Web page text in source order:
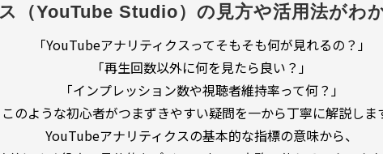
（YouTube Studio）の見方や活用法がわ
「YouTubeアナリティクスってそもそも何が見れるの？」
「再生回数以外に何を見たら良い？」
「インプレッション数や視聴者維持率って何？」
このような初心者がつまずきやすい疑問を一から丁寧に解説しま
YouTubeアナリティクスの基本的な指標の意味から、